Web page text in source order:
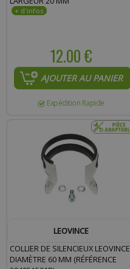
12.00 €
AJOUTER AU PANIER
Expédition Rapide
LEOVINCE
COLLIER DE SILENCIEUX LEOVINCE
DIAMÈTRE 60 MM (RÉFÉRENCE